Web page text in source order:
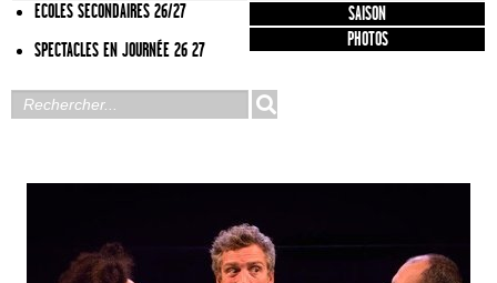
ECOLES SECONDAIRES 26/27
SPECTACLES EN JOURNÉE 26 27
SAISON
PHOTOS